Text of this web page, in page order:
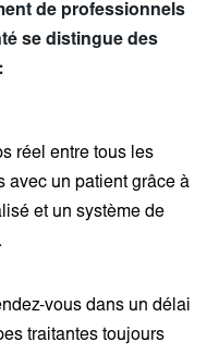
de professionnels
se distingue des
réel entre tous les
avec un patient grâce à
et un système de
vous dans un délai
traitantes toujours